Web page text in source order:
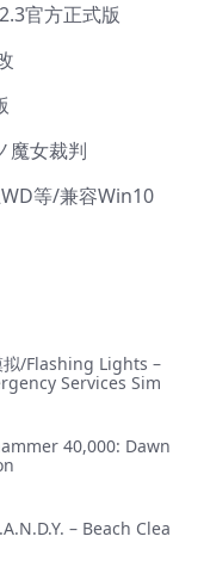
官方正式版
魔女裁判
等/兼容Win10
拟/Flashing Lights –
Services Sim
40,000: Dawn
– Beach Clea